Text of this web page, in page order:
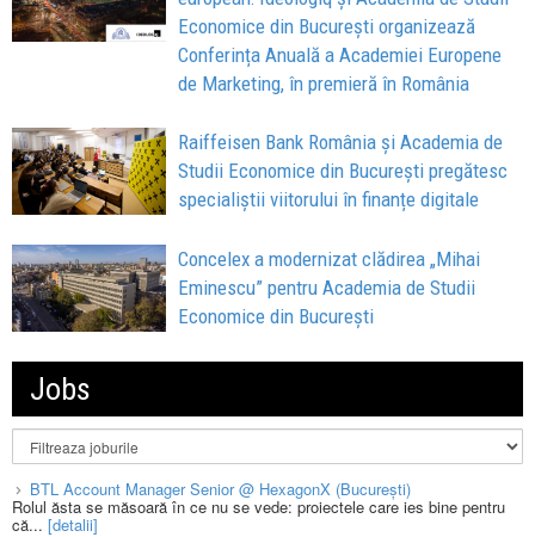
Economice din București organizează
Conferința Anuală a Academiei Europene
de Marketing, în premieră în România
Raiffeisen Bank România și Academia de
Studii Economice din București pregătesc
specialiștii viitorului în finanțe digitale
Concelex a modernizat clădirea „Mihai
Eminescu” pentru Academia de Studii
Economice din București
Jobs
BTL Account Manager Senior @ HexagonX (București)
Rolul ăsta se măsoară în ce nu se vede: proiectele care ies bine pentru
că... [detalii]